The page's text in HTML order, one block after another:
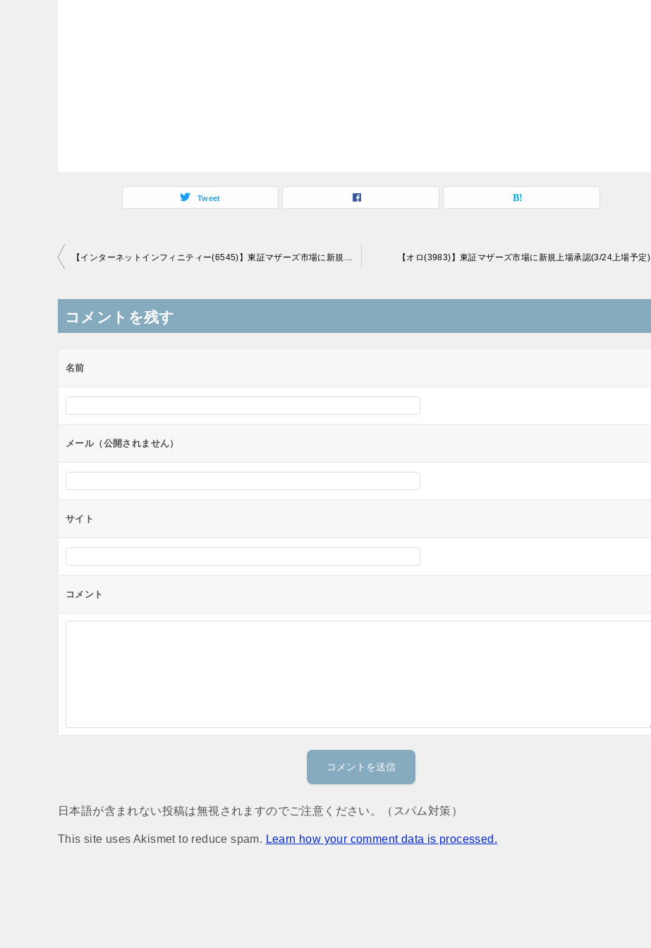
Tweet
投
ナ
ビ
ー
ョ
ン
【インターネットインフィニティー(6545)】東証マザーズ市場に新規上場承認(3/21上場予定) 【オロ(3983)】東証マザーズ市場に新規上場承認(3/24上場予定)
コメントを残す
名前
メール（公開されません）
サイト
コメント
日本語が含まれない投稿は無視されますのでご注意ください。（スパム対策）
This site uses Akismet to reduce spam. Learn how your comment data is processed.